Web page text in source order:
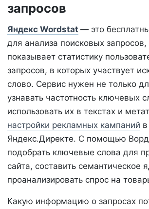
запросов
Яндекс Wordstat — это
для анализа поисковых запросов,
показывает статистику
запросов, в которых участвует
слово. Сервис нужен не только
узнавать частотность ключевых
использовать их в текстах и
настройки рекламных кампаний в
Яндекс.Директе. С помощью
подобрать ключевые слова для
сайта, составить семантическое
проанализировать спрос на
Какую информацию о запросах